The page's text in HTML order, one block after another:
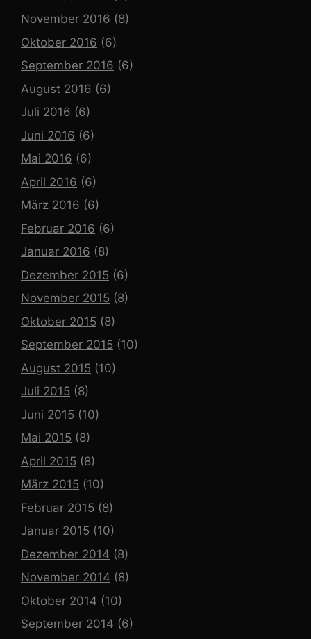
November 2016 (8)
Oktober 2016 (6)
September 2016 (6)
August 2016 (6)
Juli 2016 (6)
Juni 2016 (6)
Mai 2016 (6)
April 2016 (6)
März 2016 (6)
Februar 2016 (6)
Januar 2016 (8)
Dezember 2015 (6)
November 2015 (8)
Oktober 2015 (8)
September 2015 (10)
August 2015 (10)
Juli 2015 (8)
Juni 2015 (10)
Mai 2015 (8)
April 2015 (8)
März 2015 (10)
Februar 2015 (8)
Januar 2015 (10)
Dezember 2014 (8)
November 2014 (8)
Oktober 2014 (10)
September 2014 (6)